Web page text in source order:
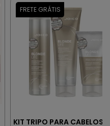
KIT TRIPO PARA CABELOS